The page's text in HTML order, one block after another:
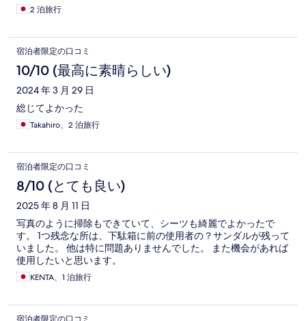
2 泊旅行
宿泊者限定の口コミ
10/10 (最高に素晴らしい)
2024 年 3 月 29 日
総じてよかった
Takahiro、2 泊旅行
宿泊者限定の口コミ
8/10 (とても良い)
2025 年 8 月 11 日
写真のように掃除もできていて、シーツも綺麗でよかったで
す。 1つ残念な所は、下駄箱に前の使用者の？サンダルが残って
いました。 他は特に問題ありませんでした。 また機会があれば
使用したいと思います。
KENTA、1 泊旅行